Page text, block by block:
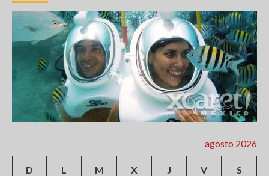
agosto 2026
D L M X J V S